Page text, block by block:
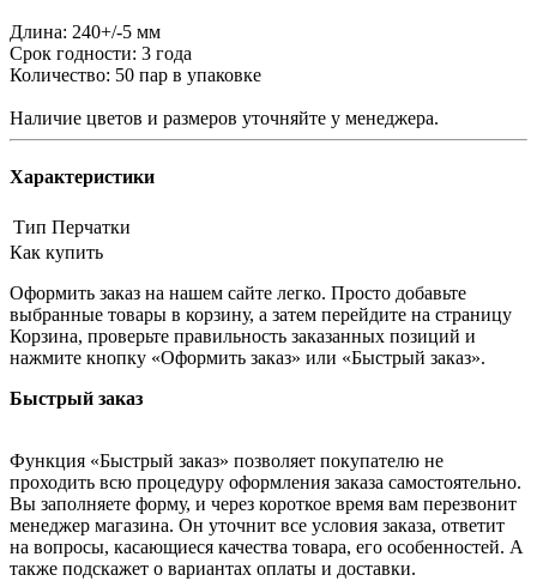
Длина: 240+/-5 мм
Срок годности: 3 года
Количество: 50 пар в упаковке
Наличие цветов и размеров уточняйте у менеджера.
Характеристики
Тип Перчатки
Как купить
Оформить заказ на нашем сайте легко. Просто добавьте
выбранные товары в корзину, а затем перейдите на страницу
Корзина, проверьте правильность заказанных позиций и
нажмите кнопку «Оформить заказ» или «Быстрый заказ».
Быстрый заказ
Функция «Быстрый заказ» позволяет покупателю не
проходить всю процедуру оформления заказа самостоятельно.
Вы заполняете форму, и через короткое время вам перезвонит
менеджер магазина. Он уточнит все условия заказа, ответит
на вопросы, касающиеся качества товара, его особенностей. А
также подскажет о вариантах оплаты и доставки.